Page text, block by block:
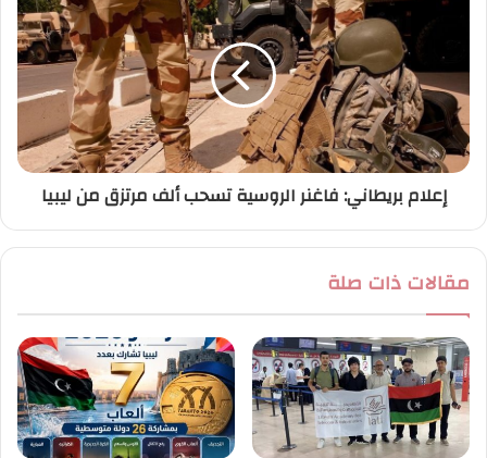
إعلام بريطاني: فاغنر الروسية تسحب ألف مرتزق من ليبيا
مقالات ذات صلة